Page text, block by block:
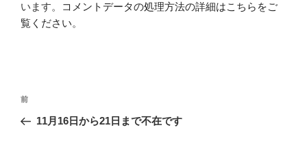
います。
コメントデータの処理方法の詳細はこちらをご
覧ください。
投
ナ
前
の
前
11月16日から21日まで不在です